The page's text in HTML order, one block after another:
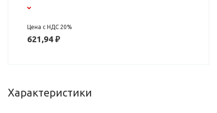
Цена с НДС 20%
621,94 ₽
Характеристики